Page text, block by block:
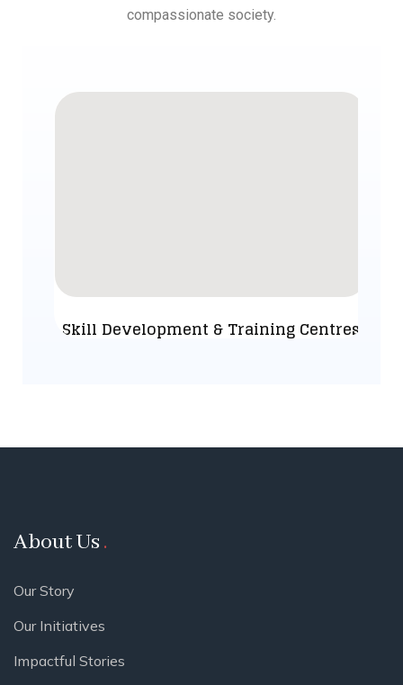
compassionate society.
Skill Development & Training Centres
About Us
Our Story
Our Initiatives
Impactful Stories